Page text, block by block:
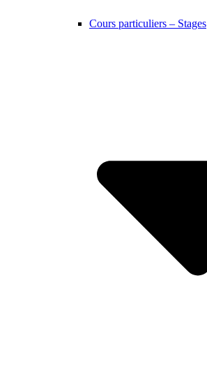
Cours particuliers – Stages